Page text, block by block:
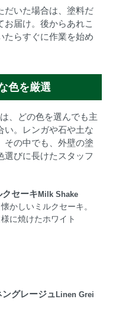
だいた場合は、塗料だ
届け。後からあれこ
たらすぐに作業を始め
色を厳選
、どの色を選んでも主
い。レンガや石や土な
その中でも、外壁の塗
選びに長けたスタッフ
クセーキMilk Shake
かしいミルクセーキ。
に焼けたホワイト
ングレージュ Linen Grei